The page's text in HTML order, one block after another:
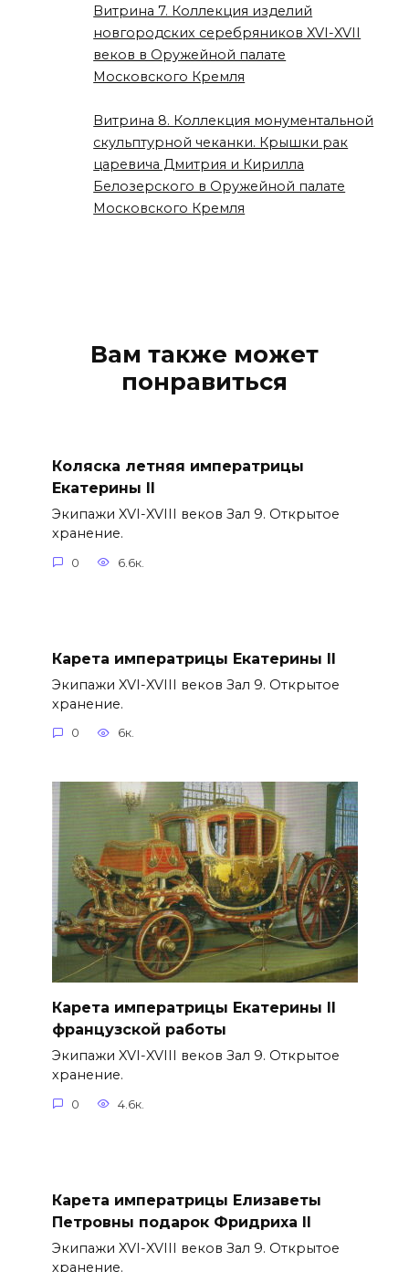
Витрина 7. Коллекция изделий
новгородских серебряников XVI-XVII
веков в Оружейной палате
Московского Кремля
Витрина 8. Коллекция монументальной
скульптурной чеканки. Крышки рак
царевича Дмитрия и Кирилла
Белозерского в Оружейной палате
Московского Кремля
Вам также может
понравиться
Коляска летняя императрицы
Екатерины II
Экипажи XVI-XVIII веков Зал 9. Открытое
хранение.
0 6.6к.
Карета императрицы Екатерины II
Экипажи XVI-XVIII веков Зал 9. Открытое
хранение.
0 6к.
Карета императрицы Екатерины II
французской работы
Экипажи XVI-XVIII веков Зал 9. Открытое
хранение.
0 4.6к.
Карета императрицы Елизаветы
Петровны подарок Фридриха II
Экипажи XVI-XVIII веков Зал 9. Открытое
хранение.